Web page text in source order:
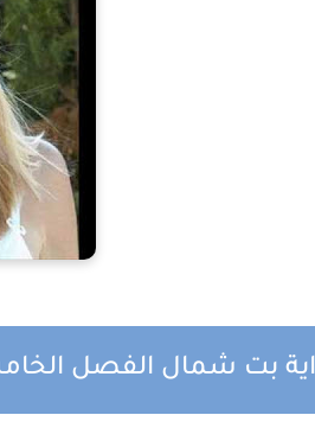
بت شمال الفصل